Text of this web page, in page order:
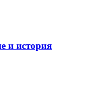
и история